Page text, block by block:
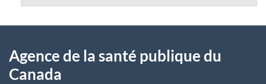
g
e
propos
Agence de la santé publique du
Canada